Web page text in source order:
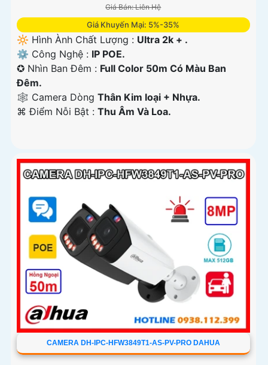
Giá Bán: Liên Hệ
Giá Khuyến Mại: 5%-35%
🔆 Hình Ành Chất Lượng : Ultra 2k + .
⚙ Công Nghệ : IP POE.
✪ Nhìn Ban Đêm : Full Color 50m Có Màu Ban
Ðêm.
🕸️ Camera Dòng Thân Kim loại + Nhựa.
️⌘ Điểm Nỗi Bật : Thu Âm Và Loa.
CAMERA DH-IPC-HFW3849T1-AS-PV-PRO DAHUA